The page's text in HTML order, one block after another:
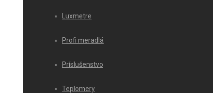
Luxmetre
Profi meradlá
Príslušenstvo
Teplomery